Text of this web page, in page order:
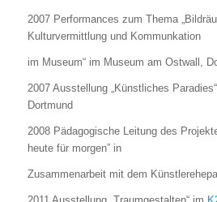
2007 Performances zum Thema
Kulturvermittlung und Kommunkation
im Museum“ im Museum am Ostwall,
2007 Ausstellung „Künstliches
Dortmund
2008 Pädagogische Leitung des
heute für morgen” in
Zusammenarbeit mit dem